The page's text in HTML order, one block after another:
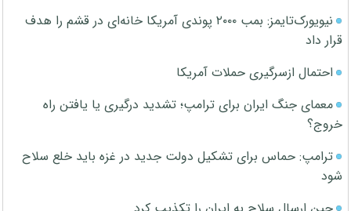
نیویورک‌تایمز: بمب ۲۰۰۰ پوندی آمریکا خانه‌ای در قشم را هدف
قرار داد
احتمال ازسرگیری حملات آمریکا
معمای جنگ ایران برای ترامپ؛ تشدید درگیری یا یافتن راه
خروج؟
ترامپ: حماس برای تشکیل دولت جدید در غزه باید خلع سلاح
شود